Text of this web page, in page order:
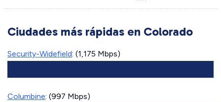
Ciudades más rápidas en Colorado
Security-Widefield: (1,175 Mbps)
Columbine: (997 Mbps)